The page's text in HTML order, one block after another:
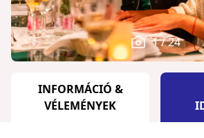
1 / 24
INFORMÁCIÓ &
VÉLEMÉNYEK